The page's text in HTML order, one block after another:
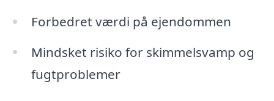
Forbedret værdi på ejendommen
Mindsket risiko for skimmelsvamp og
fugtproblemer